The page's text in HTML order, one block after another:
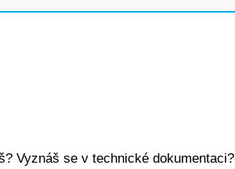
Vyznáš se v technické dokumentaci?